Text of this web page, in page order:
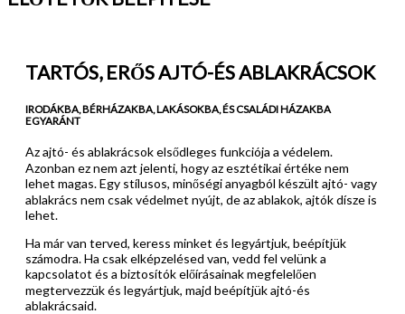
TARTÓS, ERŐS AJTÓ-ÉS ABLAKRÁCSOK
IRODÁKBA, BÉRHÁZAKBA, LAKÁSOKBA, ÉS CSALÁDI HÁZAKBA
EGYARÁNT
Az ajtó- és ablakrácsok elsődleges funkciója a védelem.
Azonban ez nem azt jelenti, hogy az esztétikai értéke nem
lehet magas. Egy stílusos, minőségi anyagból készült ajtó- vagy
ablakrács nem csak védelmet nyújt, de az ablakok, ajtók dísze is
lehet.
Ha már van terved, keress minket és legyártjuk, beépítjük
számodra. Ha csak elképzelésed van, vedd fel velünk a
kapcsolatot és a biztosítók előírásainak megfelelően
megtervezzük és legyártjuk, majd beépítjük ajtó-és
ablakrácsaid.